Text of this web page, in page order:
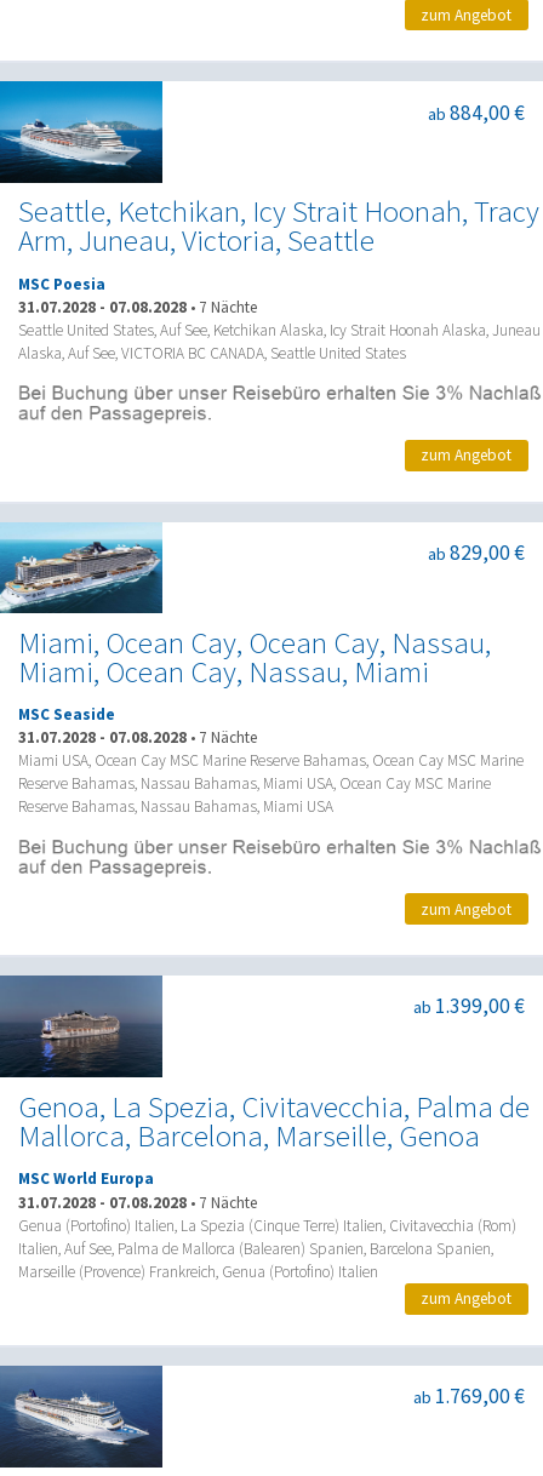
zum Angebot
Seattle, Ketchikan, Icy Strait Hoonah, Tracy
Arm, Juneau, Victoria, Seattle
ab 884,00 €
MSC Poesia
31.07.2028 - 07.08.2028 • 7 Nächte
Seattle United States, Auf See, Ketchikan Alaska, Icy Strait Hoonah Alaska, Juneau
Alaska, Auf See, VICTORIA BC CANADA, Seattle United States
zum Angebot
Miami, Ocean Cay, Ocean Cay, Nassau,
Miami, Ocean Cay, Nassau, Miami
ab 829,00 €
MSC Seaside
31.07.2028 - 07.08.2028 • 7 Nächte
Miami USA, Ocean Cay MSC Marine Reserve Bahamas, Ocean Cay MSC Marine
Reserve Bahamas, Nassau Bahamas, Miami USA, Ocean Cay MSC Marine
Reserve Bahamas, Nassau Bahamas, Miami USA
zum Angebot
Genoa, La Spezia, Civitavecchia, Palma de
Mallorca, Barcelona, Marseille, Genoa
ab 1.399,00 €
MSC World Europa
31.07.2028 - 07.08.2028 • 7 Nächte
Genua (Portofino) Italien, La Spezia (Cinque Terre) Italien, Civitavecchia (Rom)
Italien, Auf See, Palma de Mallorca (Balearen) Spanien, Barcelona Spanien,
Marseille (Provence) Frankreich, Genua (Portofino) Italien
zum Angebot
ab 1.769,00 €